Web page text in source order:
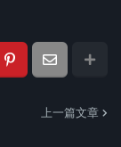
上一篇文章